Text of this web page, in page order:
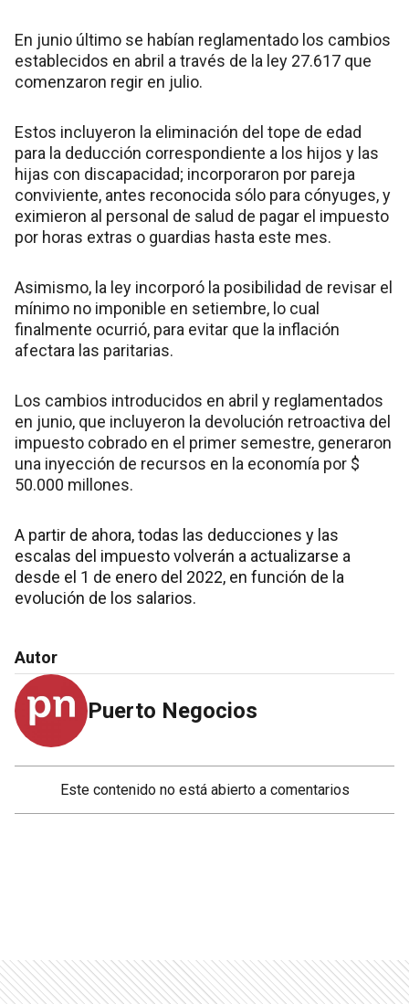
En junio último se habían reglamentado los cambios
establecidos en abril a través de la ley 27.617 que
comenzaron regir en julio.
Estos incluyeron la eliminación del tope de edad
para la deducción correspondiente a los hijos y las
hijas con discapacidad; incorporaron por pareja
conviviente, antes reconocida sólo para cónyuges, y
eximieron al personal de salud de pagar el impuesto
por horas extras o guardias hasta este mes.
Asimismo, la ley incorporó la posibilidad de revisar el
mínimo no imponible en setiembre, lo cual
finalmente ocurrió, para evitar que la inflación
afectara las paritarias.
Los cambios introducidos en abril y reglamentados
en junio, que incluyeron la devolución retroactiva del
impuesto cobrado en el primer semestre, generaron
una inyección de recursos en la economía por $
50.000 millones.
A partir de ahora, todas las deducciones y las
escalas del impuesto volverán a actualizarse a
desde el 1 de enero del 2022, en función de la
evolución de los salarios.
Autor
Puerto Negocios
Este contenido no está abierto a comentarios